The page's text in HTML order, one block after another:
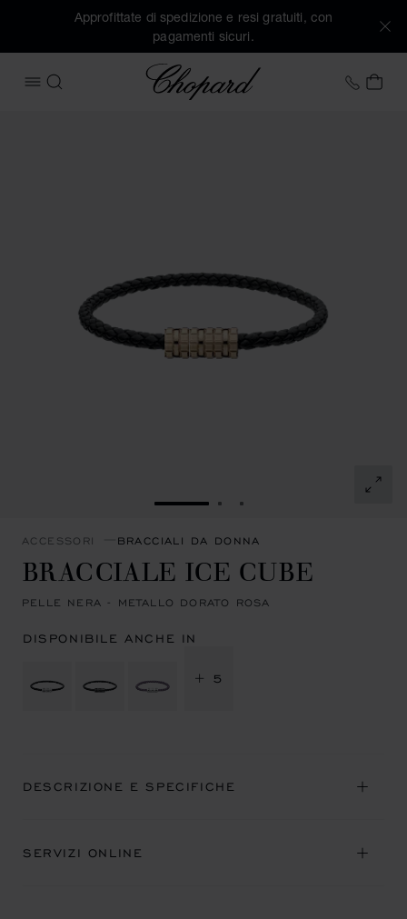
Approfittate di spedizione e resi gratuiti, con
pagamenti sicuri.
APRIRE IL MENU
CERCA
Chopard +41
IL
VAI ALLA SLIDE 1
VAI ALLA SLIDE 2
VAI ALLA SLIDE 3
ACCESSORI BRACCIALI DA DONNA
BRACCIALE ICE CUBE
PELLE NERA - METALLO DORATO ROSA
DISPONIBILE ANCHE IN
+ 5
DESCRIZIONE E SPECIFICHE
SERVIZI ONLINE